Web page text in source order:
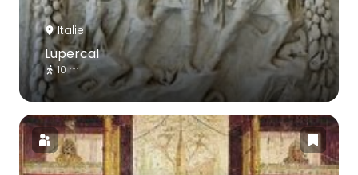
Italie
Lupercal
10 m